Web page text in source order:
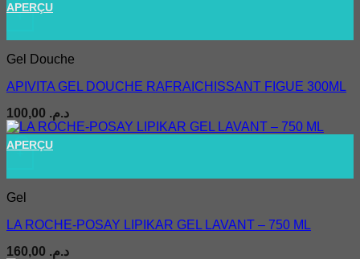
+
APERÇU
Gel Douche
APIVITA GEL DOUCHE RAFRAICHISSANT FIGUE 300ML
د.م.
+
APERÇU
Gel
LA ROCHE-POSAY LIPIKAR GEL LAVANT – 750 ML
د.م.